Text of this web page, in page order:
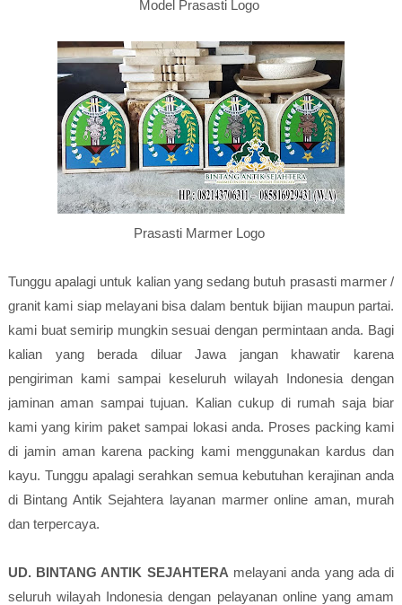
Model Prasasti Logo
Prasasti Marmer Logo
Tunggu apalagi untuk kalian yang sedang butuh prasasti marmer /
granit kami siap melayani bisa dalam bentuk bijian maupun partai.
kami buat semirip mungkin sesuai dengan permintaan anda. Bagi
kalian yang berada diluar Jawa jangan khawatir karena
pengiriman kami sampai keseluruh wilayah Indonesia dengan
jaminan aman sampai tujuan. Kalian cukup di rumah saja biar
kami yang kirim paket sampai lokasi anda. Proses packing kami
di jamin aman karena packing kami menggunakan kardus dan
kayu. Tunggu apalagi serahkan semua kebutuhan kerajinan anda
di Bintang Antik Sejahtera layanan marmer online aman, murah
dan terpercaya.
UD. BINTANG ANTIK SEJAHTERA melayani anda yang ada di
seluruh wilayah Indonesia dengan pelayanan online yang amam